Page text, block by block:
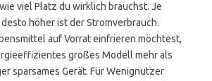
viel Platz du wirklich brauchst. Je
höher ist der Stromverbrauch.
auf Vorrat einfrieren möchtest,
großes Modell mehr als
sparsames Gerät. Für Wenignutzer